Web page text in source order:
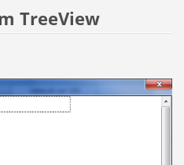
TreeView